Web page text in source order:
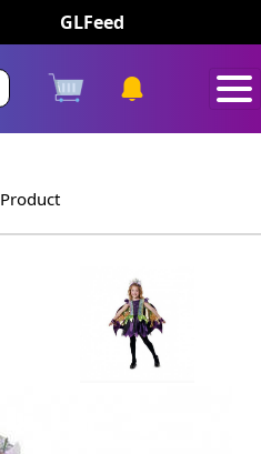
GLFeed
Product